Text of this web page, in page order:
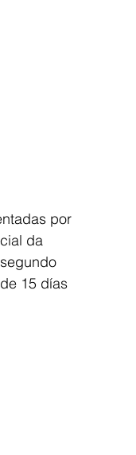
por
da
15 días